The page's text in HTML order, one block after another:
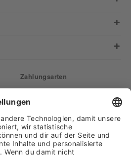
Zahlungsarten
Finden Sie uns auf: